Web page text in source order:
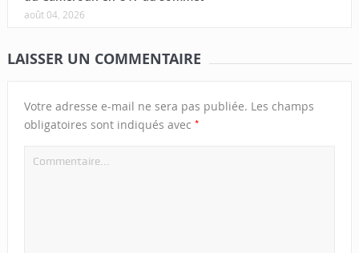
août 04, 2026
LAISSER UN COMMENTAIRE
Votre adresse e-mail ne sera pas publiée. Les champs
obligatoires sont indiqués avec *